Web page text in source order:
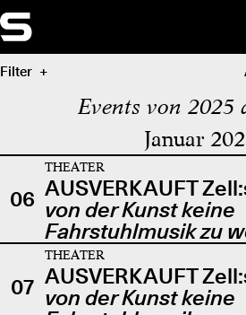
Filter
Events von 2025
Januar
06
THEATER
AUSVERKAUFT
von der Kunst keine
Fahrstuhlmusik zu
07
THEATER
AUSVERKAUFT
von der Kunst keine